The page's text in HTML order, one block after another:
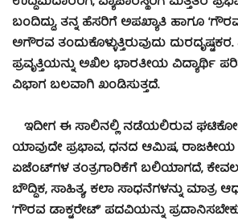
ಬಂದಿದ್ದು, ತನ್ನ ಹೆಸರಿಗೆ ಅಪಖ್ಯಾತಿ ಹಾಗೂ
ಅಗೌರವ ತಂದುಕೊಳ್ಳುತ್ತಿರುವುದು
ಪ್ರವೃತ್ತಿಯನ್ನು ಅಖಿಲ ಭಾರತೀಯ ವಿದ್ಯಾರ್ಥಿ
ವಿಭಾಗ ಬಲವಾಗಿ ಖಂಡಿಸುತ್ತದೆ.
ಇದೀಗ ಈ ಸಾಲಿನಲ್ಲಿ ನಡೆಯಲಿರುವ
ಯಾವುದೇ ಪ್ರಭಾವ, ಧನದ ಆಮಿಷ,
ಏಜೆಂಟ್‌ಗಳ ತಂತ್ರಗಾರಿಕೆಗೆ ಬಲಿಯಾಗದೆ, ಕೇವಲ
ಬೌದ್ಧಿಕ, ಸಾಹಿತ್ಯ, ಕಲಾ ಸಾಧನೆಗಳನ್ನು ಮಾತ್ರ
‘ಗೌರವ ಡಾಕ್ಟರೇಟ್’ ಪದವಿಯನ್ನು